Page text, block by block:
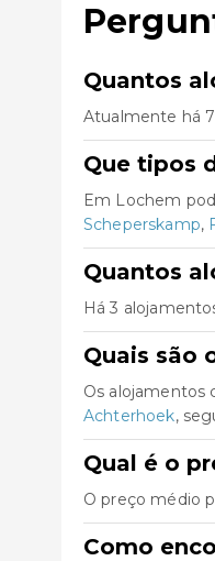
Quantos
Atualmente há
Que tipos
Em Lochem
Scheperskamp,
Quantos
Há 3
Quais são
Os alojamentos
Achterhoek,
Qual é o
O preço médio
Como